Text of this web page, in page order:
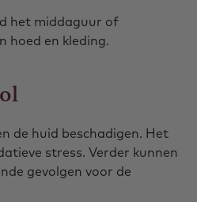
het middaguur of
hoed en kleding.
de huid beschadigen. Het
stress. Verder kunnen
gevolgen voor de